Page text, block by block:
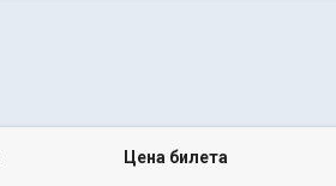
Цена билета